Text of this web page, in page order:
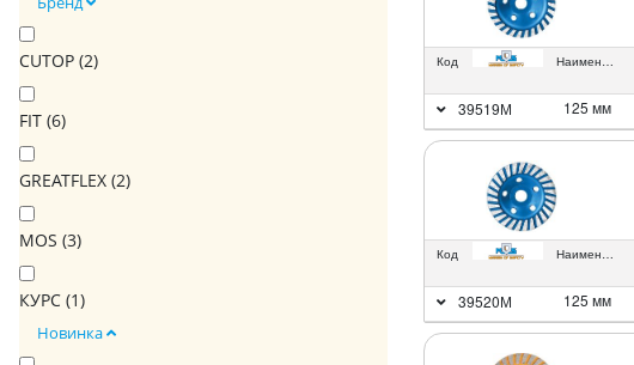
CUTOP (2)
FIT (6)
GREATFLEX (2)
MOS (3)
КУРС (1)
Новинка
Код Наименование
39519М 125 мм
Код Наименование
39520М 125 мм